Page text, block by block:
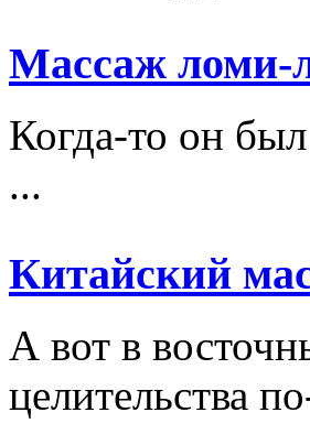
Массаж ломи-
Когда-то он
...
Китайский
А вот в
целительства